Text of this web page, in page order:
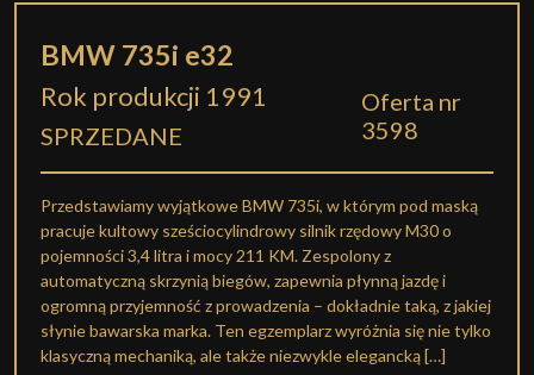
BMW 735i e32
Rok produkcji 1991
SPRZEDANE
Oferta nr
3598
Przedstawiamy wyjątkowe BMW 735i, w którym pod maską
pracuje kultowy sześciocylindrowy silnik rzędowy M30 o
pojemności 3,4 litra i mocy 211 KM. Zespolony z
automatyczną skrzynią biegów, zapewnia płynną jazdę i
ogromną przyjemność z prowadzenia – dokładnie taką, z jakiej
słynie bawarska marka. Ten egzemplarz wyróżnia się nie tylko
klasyczną mechaniką, ale także niezwykle elegancką […]